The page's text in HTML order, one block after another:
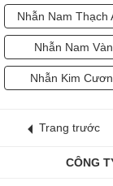
Nhẫn Nam Thạch
Nhẫn Nam
Nhẫn Kim
Trang trước
CÔNG